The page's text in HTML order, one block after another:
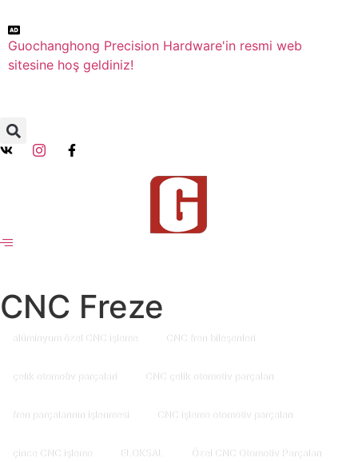
Guochanghong Precision Hardware'in resmi web
sitesine hoş geldiniz!
CNC Freze
alüminyum özel CNC işleme CNC fren bileşenleri
çeli̇k otomoti̇v parçalari CNC çelik otomotiv parçaları
fren parçalarının işlenmesi CNC işleme otomotiv parçaları
çince CNC işleme ELOKSAL Özel CNC Otomotiv Parçaları